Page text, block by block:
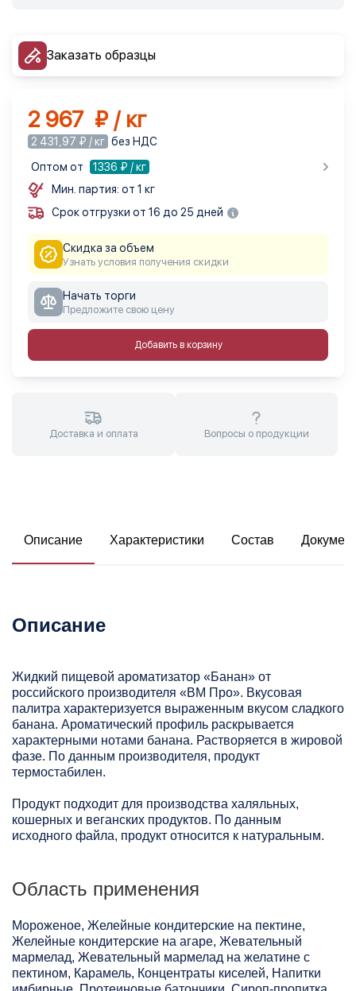
Заказать образцы
2 967 ₽ / кг
2 431,97 ₽ / кг без НДС
Оптом от
1336 ₽ / кг
Мин. партия: от 1 кг
Срок отгрузки от 16 до 25 дней
Скидка за объем
Узнать условия получения скидки
Начать торги
Предложите свою цену
Добавить в корзину
Доставка и оплата Вопросы о продукции
Описание Характеристики Состав
Описание
Жидкий пищевой ароматизатор «Банан» от
российского производителя «ВМ Про». Вкусовая
палитра характеризуется выраженным вкусом сладкого
банана. Ароматический профиль раскрывается
характерными нотами банана. Растворяется в жировой
фазе. По данным производителя, продукт
термостабилен.
Продукт подходит для производства халяльных,
кошерных и веганских продуктов. По данным
исходного файла, продукт относится к натуральным.
Область применения
Мороженое, Желейные кондитерские на пектине,
Желейные кондитерские на агаре, Жевательный
мармелад, Жевательный мармелад на желатине с
пектином, Карамель, Концентраты киселей, Напитки